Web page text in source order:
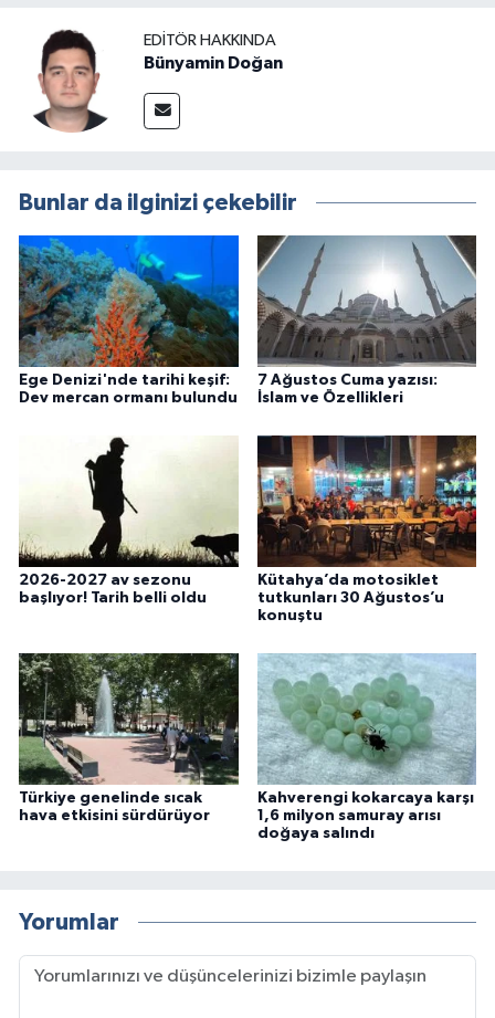
EDITÖR HAKKINDA
Bünyamin Doğan
Bunlar da ilginizi çekebilir
Ege Denizi'nde tarihi keşif:
Dev mercan ormanı bulundu
7 Ağustos Cuma yazısı:
İslam ve Özellikleri
2026-2027 av sezonu
başlıyor! Tarih belli oldu
Kütahya’da motosiklet
tutkunları 30 Ağustos’u
konuştu
Türkiye genelinde sıcak
hava etkisini sürdürüyor
Kahverengi kokarcaya karşı
1,6 milyon samuray arısı
doğaya salındı
Yorumlar